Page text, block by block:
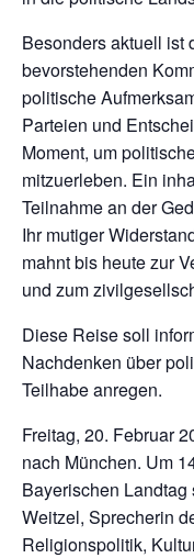
Besonders aktuell ist
bevorstehenden
politische
Parteien und
Moment, um
mitzuerleben. Ein
Teilnahme an der
Ihr mutiger
mahnt bis heute zur
und zum
Diese Reise soll
Nachdenken über
Teilhabe anregen.
Freitag, 20. Februar
nach München. Um
Bayerischen
Weitzel, Sprecherin
Religionspolitik,